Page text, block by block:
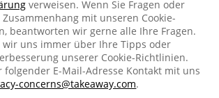
verweisen. Wenn Sie Fragen oder
mit unseren Cookie-
beantworten wir gerne alle Ihre Fragen.
uns immer über Ihre Tipps oder
unserer Cookie-Richtlinien.
folgender E-Mail-Adresse Kontakt mit uns
concerns@takeaway.com.